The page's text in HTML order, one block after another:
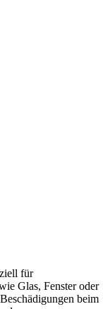
für
Glas, Fenster oder
beim